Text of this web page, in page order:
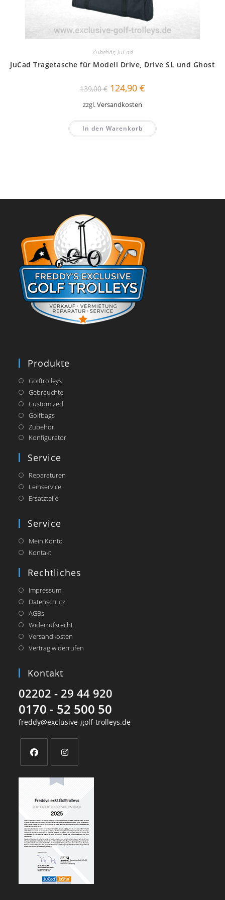
Zubehör, JuCad
JuCad Tragetasche für Modell Drive, Drive SL und Ghost
139,00€ Ursprünglicher
Preis
war:
139,00 €
124,90 €
zzgl.Versandkosten
In den Warenkorb
Produkte
Golftrolleys
Gebrauchte
Customized
Golfbags
Zubehör
KonfiguratorOpens
Service
Reparaturen
Leihservice
Ersatzteile
Service
Mein Konto
Kontakt
Rechtliches
Impressum
Datenschutz
AGBs
Widerrufsrecht
Versandkosten
Vertrag widerrufen
Kontakt
02202 - 29 44 920
0170 - 52 500 50
freddy@exclusive-golf-trolleys.de
in
in
new
tab